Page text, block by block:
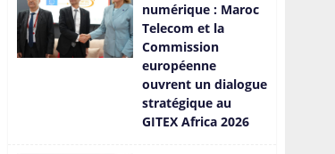
numérique : Maroc
Telecom et la
Commission
européenne
ouvrent un dialogue
stratégique au
GITEX Africa 2026